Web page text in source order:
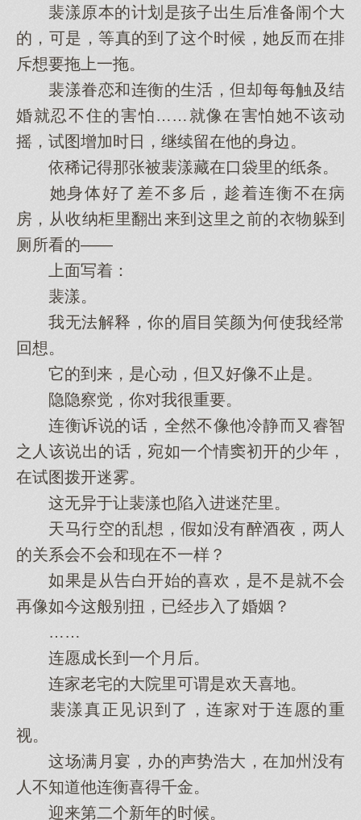
裴漾原本的计划是孩子出生后准备闹个大
的，可是，等真的到了这个时候，她反而在排
斥想要拖上一拖。
裴漾眷恋和连衡的生活，但却每每触及结
婚就忍不住的害怕……就像在害怕她不该动
摇，试图增加时日，继续留在他的身边。
依稀记得那张被裴漾藏在口袋里的纸条。
她身体好了差不多后，趁着连衡不在病
房，从收纳柜里翻出来到这里之前的衣物躲到
厕所看的——
上面写着：
裴漾。
我无法解释，你的眉目笑颜为何使我经常
回想。
它的到来，是心动，但又好像不止是。
隐隐察觉，你对我很重要。
连衡诉说的话，全然不像他冷静而又睿智
之人该说出的话，宛如一个情窦初开的少年，
在试图拨开迷雾。
这无异于让裴漾也陷入进迷茫里。
天马行空的乱想，假如没有醉酒夜，两人
的关系会不会和现在不一样？
如果是从告白开始的喜欢，是不是就不会
再像如今这般别扭，已经步入了婚姻？
……
连愿成长到一个月后。
连家老宅的大院里可谓是欢天喜地。
裴漾真正见识到了，连家对于连愿的重
视。
这场满月宴，办的声势浩大，在加州没有
人不知道他连衡喜得千金。
迎来第二个新年的时候。